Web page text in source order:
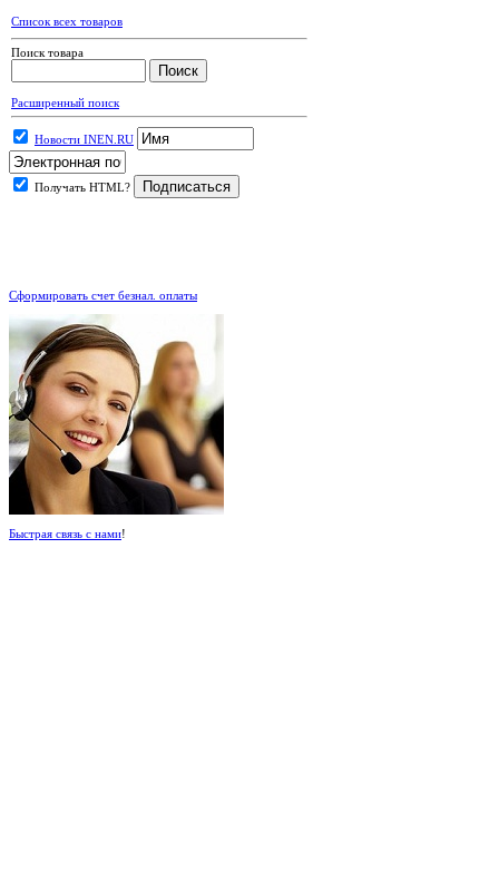
Список всех товаров
Поиск товара
Расширенный поиск
Новости INEN.RU
Получать HTML?
Сформировать счет безнал. оплаты
Быстрая связь с нами!